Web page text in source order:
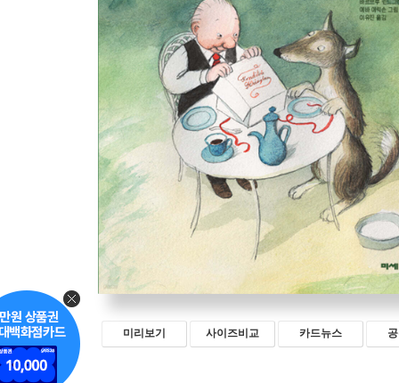
미리보기 사이즈비교 카드뉴스